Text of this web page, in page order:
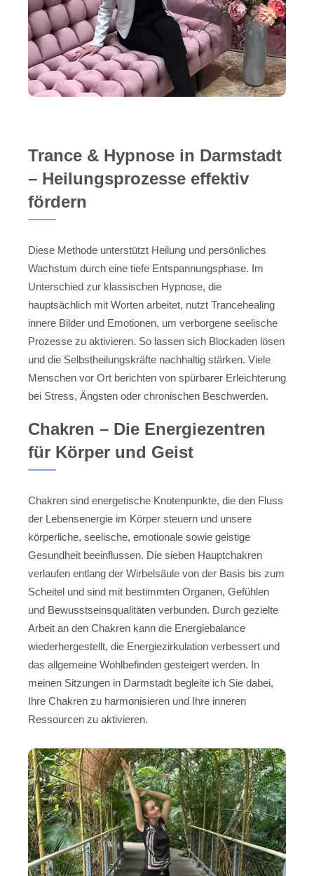
Trance & Hypnose in Darmstadt
– Heilungsprozesse effektiv
fördern
Diese Methode unterstützt Heilung und persönliches
Wachstum durch eine tiefe Entspannungsphase. Im
Unterschied zur klassischen Hypnose, die
hauptsächlich mit Worten arbeitet, nutzt Trancehealing
innere Bilder und Emotionen, um verborgene seelische
Prozesse zu aktivieren. So lassen sich Blockaden lösen
und die Selbstheilungskräfte nachhaltig stärken. Viele
Menschen vor Ort berichten von spürbarer Erleichterung
bei Stress, Ängsten oder chronischen Beschwerden.
Chakren – Die Energiezentren
für Körper und Geist
Chakren sind energetische Knotenpunkte, die den Fluss
der Lebensenergie im Körper steuern und unsere
körperliche, seelische, emotionale sowie geistige
Gesundheit beeinflussen. Die sieben Hauptchakren
verlaufen entlang der Wirbelsäule von der Basis bis zum
Scheitel und sind mit bestimmten Organen, Gefühlen
und Bewusstseinsqualitäten verbunden. Durch gezielte
Arbeit an den Chakren kann die Energiebalance
wiederhergestellt, die Energiezirkulation verbessert und
das allgemeine Wohlbefinden gesteigert werden. In
meinen Sitzungen in Darmstadt begleite ich Sie dabei,
Ihre Chakren zu harmonisieren und Ihre inneren
Ressourcen zu aktivieren.